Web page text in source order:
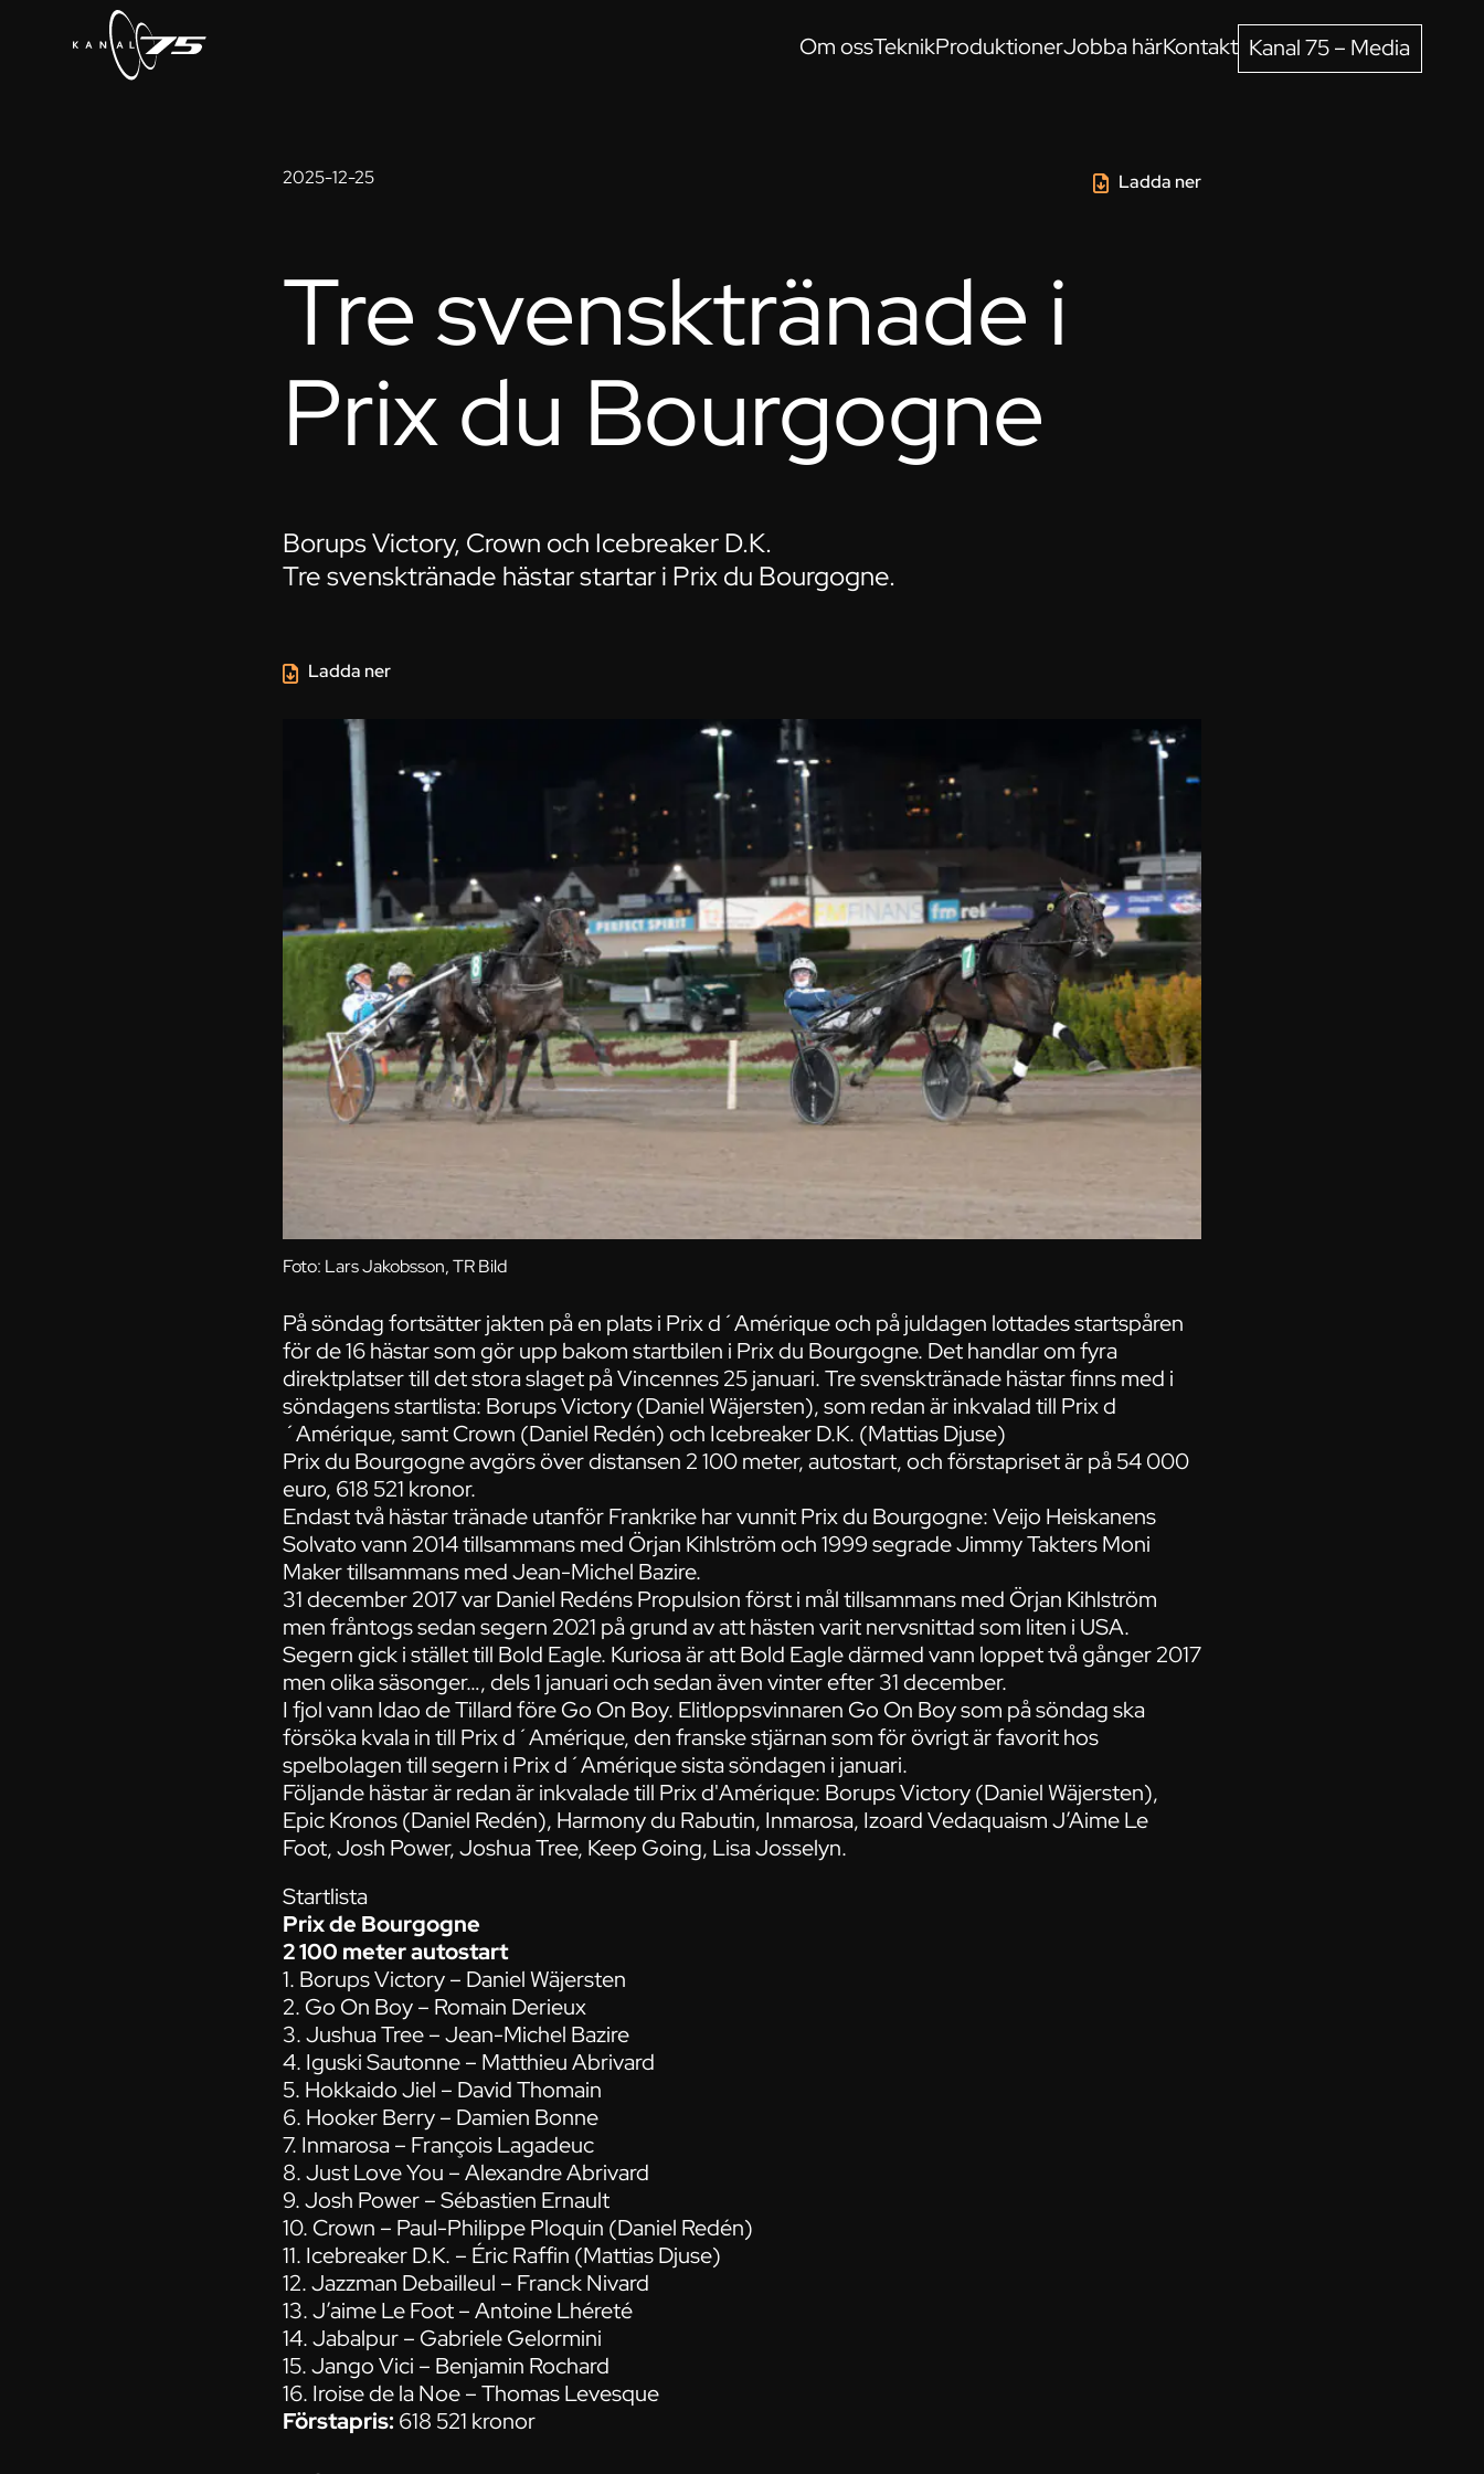
Om ossTeknikProduktionerJobba härKontakt Kanal 75 – Media
2025-12-25
Foto: Lars Jakobsson, TR Bild
Ladda ner
Tre svensktränade i
Prix du Bourgogne
Borups Victory, Crown och Icebreaker D.K.
Tre svensktränade hästar startar i Prix du Bourgogne.
På söndag fortsätter jakten på en plats i Prix d´Amérique och på juldagen lottades startspåren
för de 16 hästar som gör upp bakom startbilen i Prix du Bourgogne. Det handlar om fyra
direktplatser till det stora slaget på Vincennes 25 januari. Tre svensktränade hästar finns med i
söndagens startlista: Borups Victory (Daniel Wäjersten), som redan är inkvalad till Prix d
´Amérique, samt Crown (Daniel Redén) och Icebreaker D.K. (Mattias Djuse)
Prix du Bourgogne avgörs över distansen 2 100 meter, autostart, och förstapriset är på 54 000
euro, 618 521 kronor.
Endast två hästar tränade utanför Frankrike har vunnit Prix du Bourgogne: Veijo Heiskanens
Solvato vann 2014 tillsammans med Örjan Kihlström och 1999 segrade Jimmy Takters Moni
Maker tillsammans med Jean-Michel Bazire.
31 december 2017 var Daniel Redéns Propulsion först i mål tillsammans med Örjan Kihlström
men fråntogs sedan segern 2021 på grund av att hästen varit nervsnittad som liten i USA.
Segern gick i stället till Bold Eagle. Kuriosa är att Bold Eagle därmed vann loppet två gånger 2017
men olika säsonger…, dels 1 januari och sedan även vinter efter 31 december.
I fjol vann Idao de Tillard före Go On Boy. Elitloppsvinnaren Go On Boy som på söndag ska
försöka kvala in till Prix d´Amérique, den franske stjärnan som för övrigt är favorit hos
spelbolagen till segern i Prix d´Amérique sista söndagen i januari.
Följande hästar är redan är inkvalade till Prix d'Amérique: Borups Victory (Daniel Wäjersten),
Epic Kronos (Daniel Redén), Harmony du Rabutin, Inmarosa, Izoard Vedaquaism J’Aime Le
Foot, Josh Power, Joshua Tree, Keep Going, Lisa Josselyn.
Startlista
Prix de Bourgogne
2 100 meter autostart
1. Borups Victory – Daniel Wäjersten
2. Go On Boy – Romain Derieux
3. Jushua Tree – Jean-Michel Bazire
4. Iguski Sautonne – Matthieu Abrivard
5. Hokkaido Jiel – David Thomain
6. Hooker Berry – Damien Bonne
7. Inmarosa – François Lagadeuc
8. Just Love You – Alexandre Abrivard
9. Josh Power – Sébastien Ernault
10. Crown – Paul-Philippe Ploquin (Daniel Redén)
11. Icebreaker D.K. – Éric Raffin (Mattias Djuse)
12. Jazzman Debailleul – Franck Nivard
13. J’aime Le Foot – Antoine Lhéreté
14. Jabalpur – Gabriele Gelormini
15. Jango Vici – Benjamin Rochard
16. Iroise de la Noe – Thomas Levesque
Förstapris: 618 521 kronor
Ladda ner